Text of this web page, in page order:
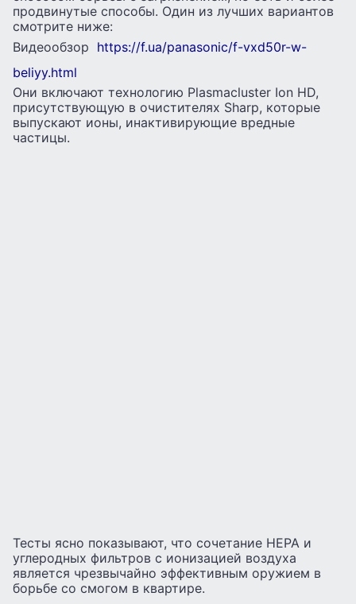
продвинутые способы. Один из лучших вариантов
смотрите ниже:
Видеообзор https://f.ua/panasonic/f-vxd50r-w-
beliyy.html
Они включают технологию Plasmacluster Ion HD,
присутствующую в очистителях Sharp, которые
выпускают ионы, инактивирующие вредные
частицы.
Тесты ясно показывают, что сочетание HEPA и
углеродных фильтров с ионизацией воздуха
является чрезвычайно эффективным оружием в
борьбе со смогом в квартире.